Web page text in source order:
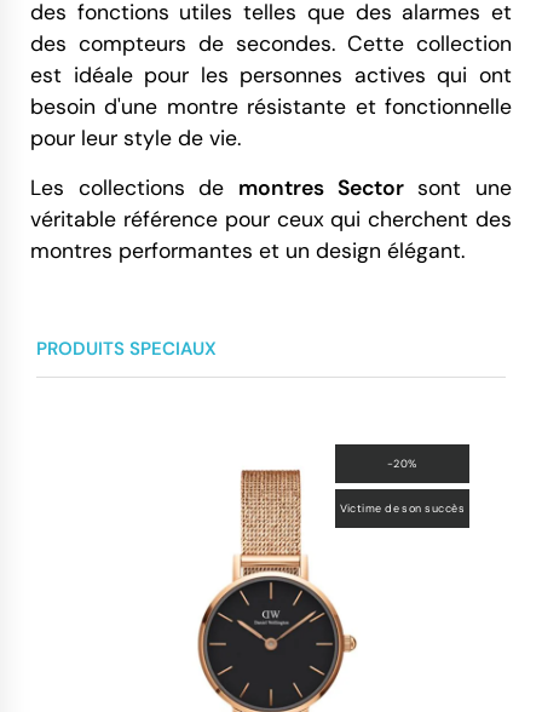
des fonctions utiles telles que des alarmes et
des compteurs de secondes. Cette collection
est idéale pour les personnes actives qui ont
besoin d'une montre résistante et fonctionnelle
pour leur style de vie.
Les collections de montres Sectorsont une
véritable référence pour ceux qui cherchent des
montres performantes et un design élégant.
PRODUITS SPECIAUX
-20%
Victime de son succès